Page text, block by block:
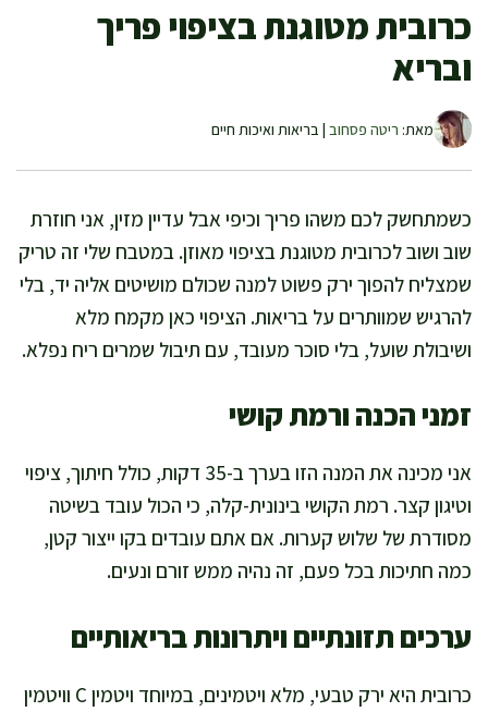
כרובית מטוגנת בציפוי פריך
ובריא
מאת: ריטה פסחוב | בריאות ואיכות חיים
כשמתחשק לכם משהו פריך וכיפי אבל עדיין מזין, אני חוזרת
שוב ושוב לכרובית מטוגנת בציפוי מאוזן. במטבח שלי זה טריק
שמצליח להפוך ירק פשוט למנה שכולם מושיטים אליה יד, בלי
להרגיש שמוותרים על בריאות. הציפוי כאן מקמח מלא
ושיבולת שועל, בלי סוכר מעובד, עם תיבול שמרים ריח נפלא.
זמני הכנה ורמת קושי
אני מכינה את המנה הזו בערך ב-35 דקות, כולל חיתוך, ציפוי
וטיגון קצר. רמת הקושי בינונית-קלה, כי הכול עובד בשיטה
מסודרת של שלוש קערות. אם אתם עובדים בקו ייצור קטן,
כמה חתיכות בכל פעם, זה נהיה ממש זורם ונעים.
ערכים תזונתיים ויתרונות בריאותיים
כרובית היא ירק טבעי, מלא ויטמינים, במיוחד ויטמין C וויטמין